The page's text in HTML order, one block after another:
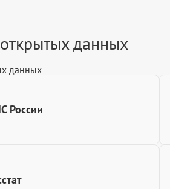
данных
данных
России